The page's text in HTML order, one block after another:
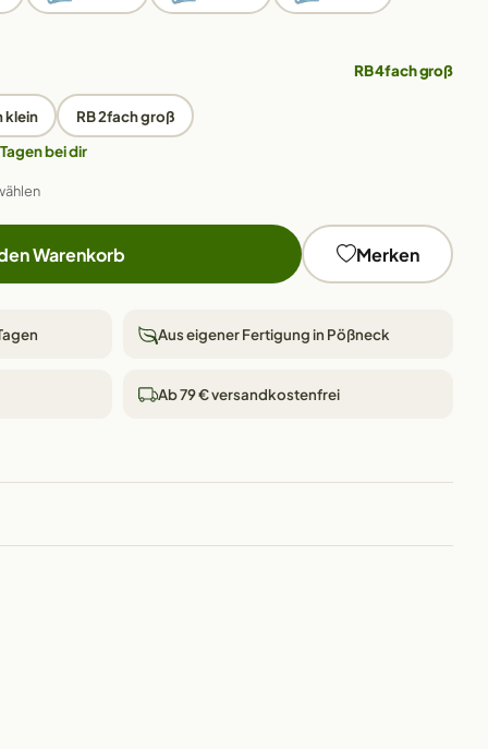
RB 4fach groß
klein
RB 2fach groß
bei dir
Warenkorb Merken
Aus eigener Fertigung in Pößneck
Ab 79 € versandkostenfrei